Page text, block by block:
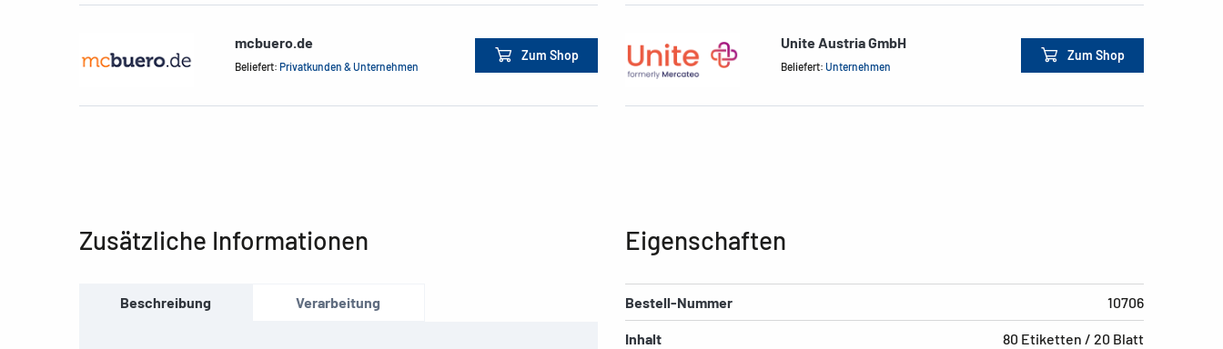
mcbuero.de
Beliefert: Privatkunden & Unternehmen
Zum Shop
Unite Austria GmbH
Beliefert: Unternehmen
Zum Shop
Zusätzliche Informationen
Beschreibung Verarbeitung
Eigenschaften
Bestell-Nummer 10706
Inhalt 80 Etiketten / 20 Blatt